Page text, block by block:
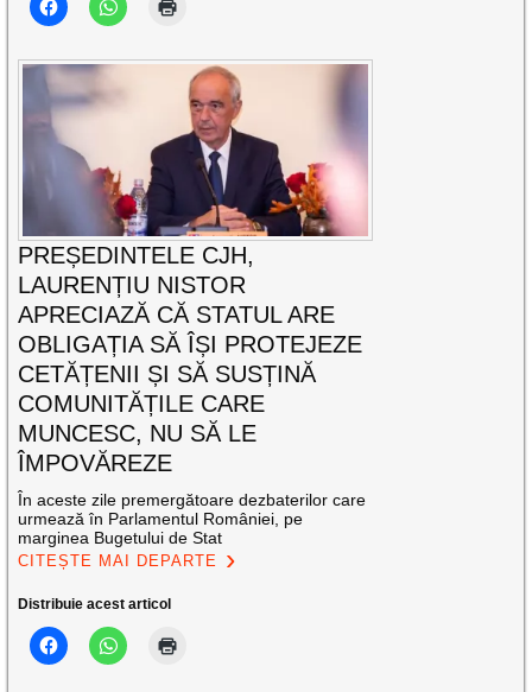
PREȘEDINTELE CJH,
LAURENȚIU NISTOR
APRECIAZĂ CĂ STATUL ARE
OBLIGAȚIA SĂ ÎȘI PROTEJEZE
CETĂȚENII ȘI SĂ SUSȚINĂ
COMUNITĂȚILE CARE
MUNCESC, NU SĂ LE
ÎMPOVĂREZE
În aceste zile premergătoare dezbaterilor care
urmează în Parlamentul României, pe
marginea Bugetului de Stat
CITEȘTE MAI DEPARTE
Distribuie acest articol